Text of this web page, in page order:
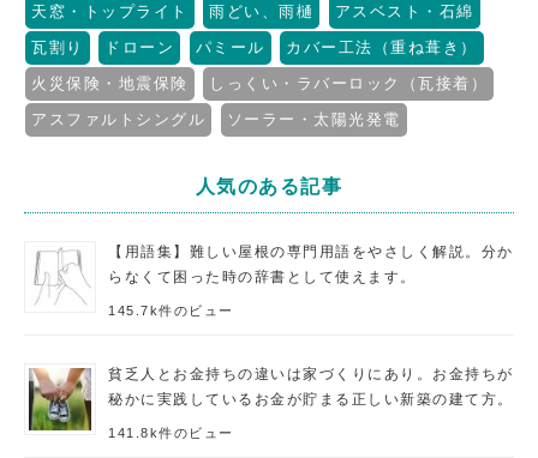
天窓・トップライト
雨どい、雨樋
アスベスト・石綿
瓦割り
ドローン パミール
カバー工法（重ね葺き）
火災保険・地震保険
しっくい・ラバーロック（瓦接着）
アスファルトシングル
ソーラー・太陽光発電
人気のある記事
【用語集】難しい屋根の専門用語をやさしく解説。分か
らなくて困った時の辞書として使えます。
145.7k件のビュー
貧乏人とお金持ちの違いは家づくりにあり。お金持ちが
秘かに実践しているお金が貯まる正しい新築の建て方。
141.8k件のビュー